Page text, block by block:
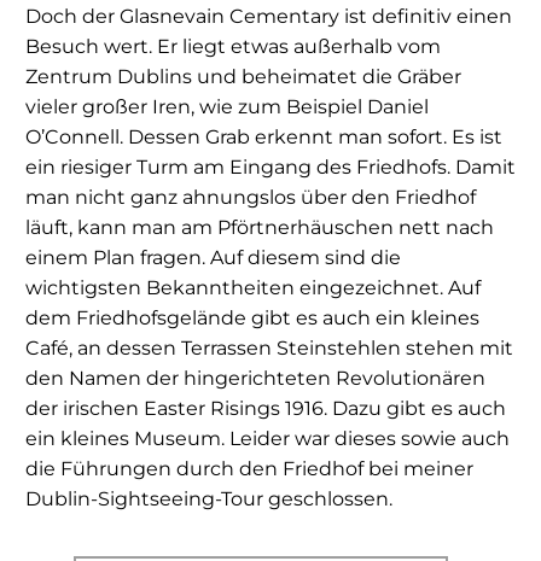
Doch der Glasnevain Cementary ist definitiv einen
Besuch wert. Er liegt etwas außerhalb vom
Zentrum Dublins und beheimatet die Gräber
vieler großer Iren, wie zum Beispiel Daniel
O’Connell. Dessen Grab erkennt man sofort. Es ist
ein riesiger Turm am Eingang des Friedhofs. Damit
man nicht ganz ahnungslos über den Friedhof
läuft, kann man am Pförtnerhäuschen nett nach
einem Plan fragen. Auf diesem sind die
wichtigsten Bekanntheiten eingezeichnet. Auf
dem Friedhofsgelände gibt es auch ein kleines
Café, an dessen Terrassen Steinstehlen stehen mit
den Namen der hingerichteten Revolutionären
der irischen Easter Risings 1916. Dazu gibt es auch
ein kleines Museum. Leider war dieses sowie auch
die Führungen durch den Friedhof bei meiner
Dublin-Sightseeing-Tour geschlossen.